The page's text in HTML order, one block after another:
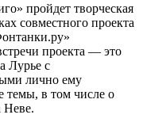
пройдет творческая
совместного проекта
проекта — это
Лурье с
лично ему
темы, в том числе о
Неве.